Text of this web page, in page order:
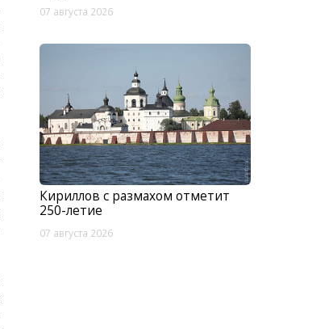
07 августа 2026
Кириллов с размахом отметит
250-летие
07 августа 2026